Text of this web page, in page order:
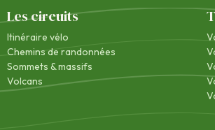
Les circuits
Itinéraire vélo
Chemins de randonnées
Sommets & massifs
Volcans